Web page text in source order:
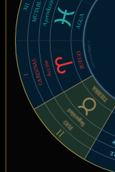
© MiSabueso.com
I
II
XII
AGUA
FUEGO
TIERRA
MUTABLE
CARDINAL
FIJO
Aprendizaje
Acción
Seguridad